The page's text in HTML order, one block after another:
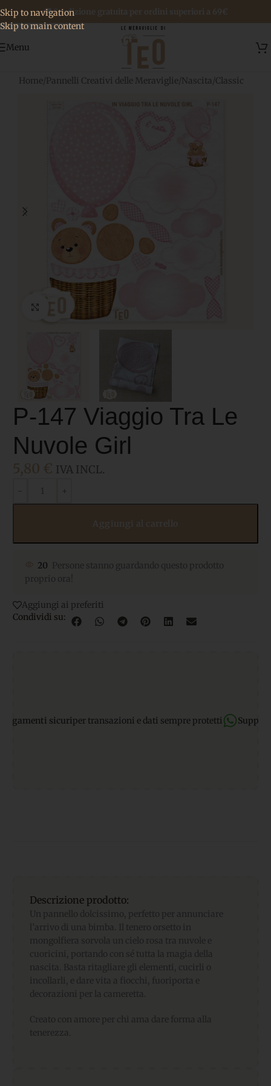
Skip to navigation
Skip to main content
🚚 Spedizione gratuita per ordini superiori a 69€
Menu
Home/Pannelli Creativi delle Meraviglie/Nascita /Classic
Click to enlarge
P-147 Viaggio Tra Le
Nuvole Girl
IVA INCL.
20
Aggiungi ai preferiti
Condividi su:
sicuriper transazioni e dati sempre protetti Supporto
Descrizione prodotto: